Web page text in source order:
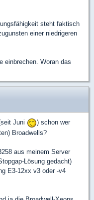
steht faktisch
einer niedrigeren
einbrechen. Woran das
Juni
) schon wer
Broadwells?
aus meinem Server
Lösung gedacht)
E3-12xx v3 oder -v4